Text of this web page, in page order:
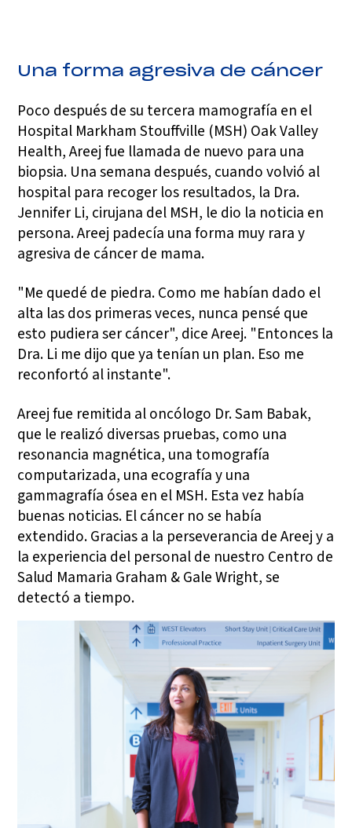
Una forma agresiva de cáncer
Poco después de su tercera mamografía en el
Hospital Markham Stouffville (MSH) Oak Valley
Health, Areej fue llamada de nuevo para una
biopsia. Una semana después, cuando volvió al
hospital para recoger los resultados, la Dra.
Jennifer Li, cirujana del MSH, le dio la noticia en
persona. Areej padecía una forma muy rara y
agresiva de cáncer de mama.
"Me quedé de piedra. Como me habían dado el
alta las dos primeras veces, nunca pensé que
esto pudiera ser cáncer", dice Areej. "Entonces la
Dra. Li me dijo que ya tenían un plan. Eso me
reconfortó al instante".
Areej fue remitida al oncólogo Dr. Sam Babak,
que le realizó diversas pruebas, como una
resonancia magnética, una tomografía
computarizada, una ecografía y una
gammagrafía ósea en el MSH. Esta vez había
buenas noticias. El cáncer no se había
extendido. Gracias a la perseverancia de Areej y a
la experiencia del personal de nuestro Centro de
Salud Mamaria Graham & Gale Wright, se
detectó a tiempo.